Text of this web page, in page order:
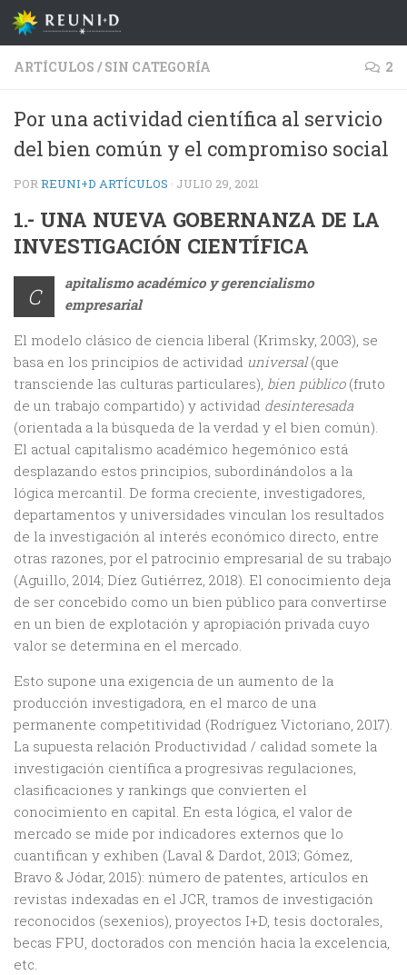
Saltar al contenido
ARTÍCULOS / SIN CATEGORÍA 2
Por una actividad científica al servicio
del bien común y el compromiso social
PORREUNI+D ARTÍCULOS · JULIO 29, 2021
1.- UNA NUEVA GOBERNANZA DE LA
INVESTIGACIÓN CIENTÍFICA
C
apitalismo académico y gerencialismo
empresarial
El modelo clásico de ciencia liberal (Krimsky, 2003), se
basa en los principios de actividad universal(que
transciende las culturas particulares), bien público(fruto
de un trabajo compartido) y actividad desinteresada
(orientada a la búsqueda de la verdad y el bien común).
El actual capitalismo académico hegemónico está
desplazando estos principios, subordinándolos a la
lógica mercantil. De forma creciente, investigadores,
departamentos y universidades vinculan los resultados
de la investigación al interés económico directo, entre
otras razones, por el patrocinio empresarial de su trabajo
(Aguillo, 2014; Díez Gutiérrez, 2018). El conocimiento deja
de ser concebido como un bien público para convertirse
en un bien de explotación y apropiación privada cuyo
valor se determina en el mercado.
Esto supone una exigencia de un aumento de la
producción investigadora, en el marco de una
permanente competitividad (Rodríguez Victoriano, 2017).
La supuesta relación Productividad / calidad somete la
investigación científica a progresivas regulaciones,
clasificaciones y rankings que convierten el
conocimiento en capital. En esta lógica, el valor de
mercado se mide por indicadores externos que lo
cuantifican y exhiben (Laval & Dardot, 2013; Gómez,
Bravo & Jódar, 2015): número de patentes, artículos en
revistas indexadas en el JCR, tramos de investigación
reconocidos (sexenios), proyectos I+D, tesis doctorales,
becas FPU, doctorados con mención hacia la excelencia,
etc.